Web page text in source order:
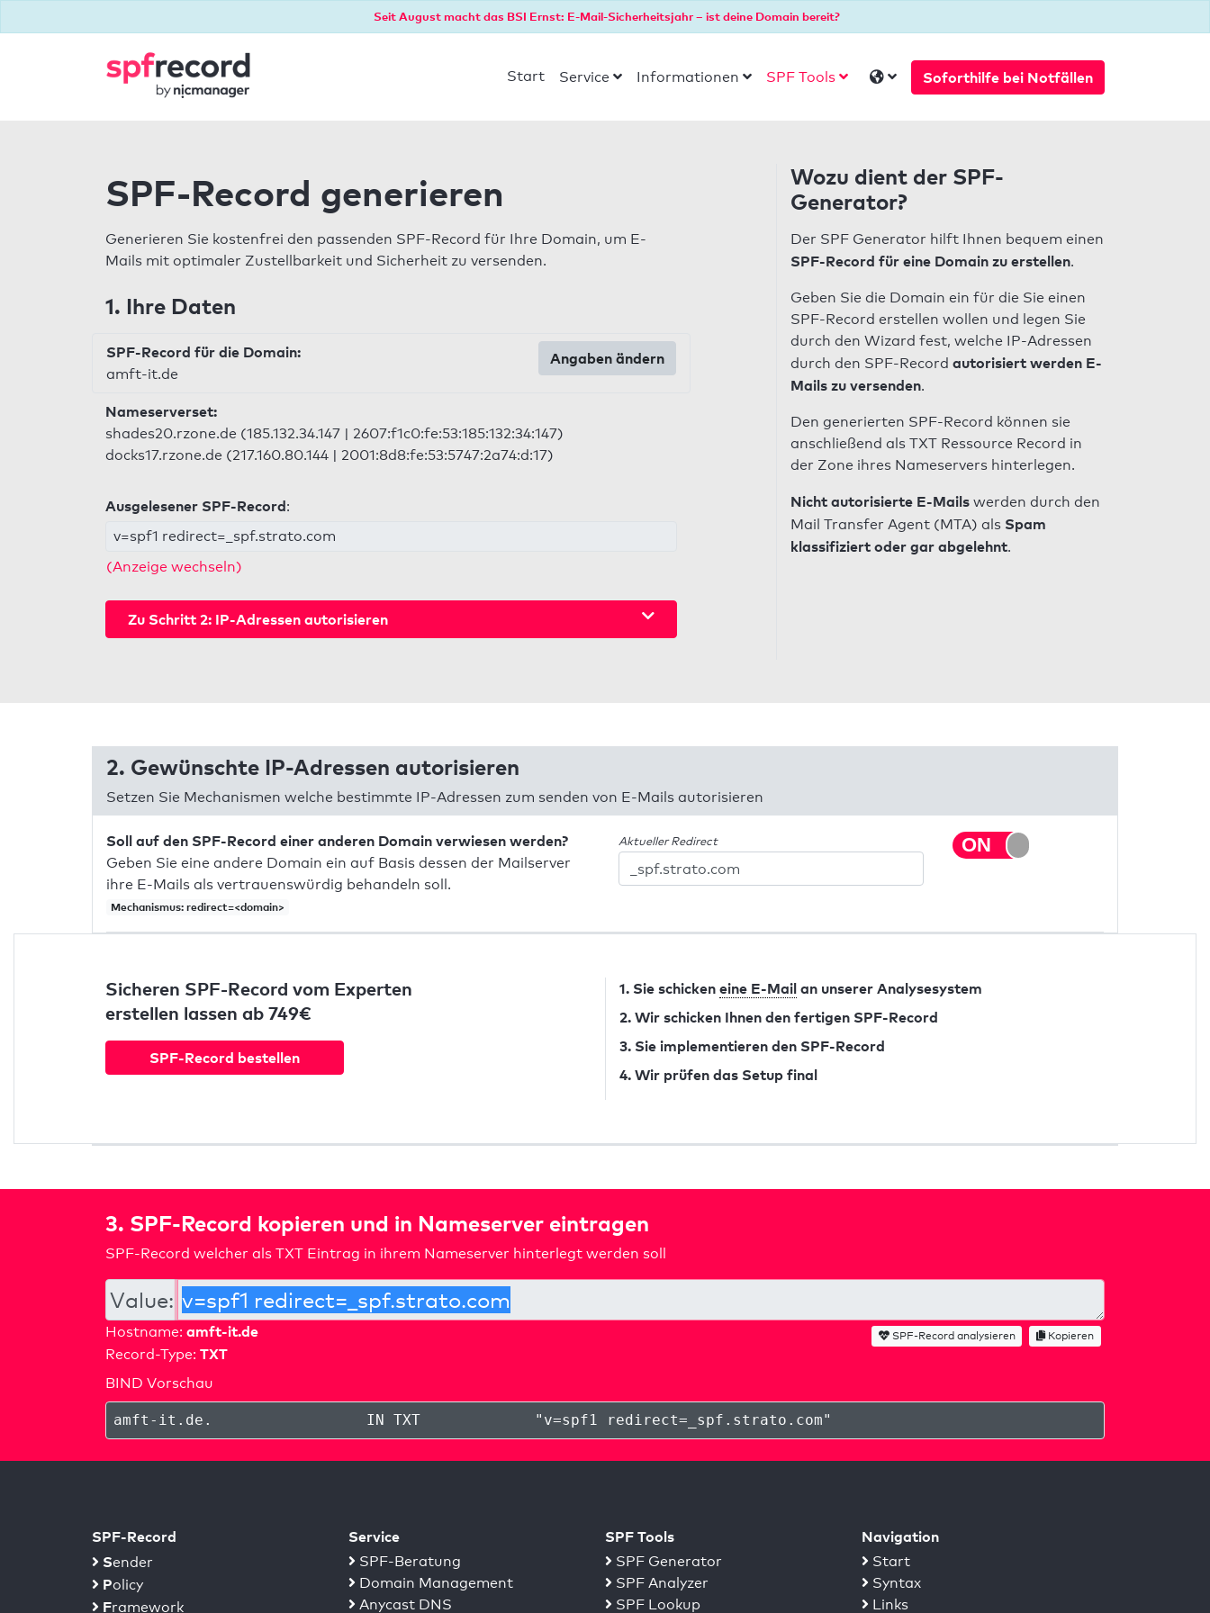
Seit August macht das BSI Ernst: E-Mail-Sicherheitsjahr – ist deine Domain bereit?
Start Service Informationen SPF Tools Soforthilfe bei Notfällen
SPF-Record generieren
Generieren Sie kostenfrei den passenden SPF-Record für Ihre Domain, um E-
Mails mit optimaler Zustellbarkeit und Sicherheit zu versenden.
1. Ihre Daten
SPF-Record für die Domain:
amft-it.de
Angaben ändern
Nameserverset:
shades20.rzone.de (185.132.34.147 | 2607:f1c0:fe:53:185:132:34:147)
docks17.rzone.de (217.160.80.144 | 2001:8d8:fe:53:5747:2a74:d:17)
Ausgelesener SPF-Record:
v=spf1 redirect=_spf.strato.com
(Anzeige wechseln)
Zu Schritt 2: IP-Adressen autorisieren
Wozu dient der SPF-
Generator?
Der SPF Generator hilft Ihnen bequem einen
SPF-Record für eine Domain zu erstellen.
Geben Sie die Domain ein für die Sie einen
SPF-Record erstellen wollen und legen Sie
durch den Wizard fest, welche IP-Adressen
durch den SPF-Record autorisiert werden E-
Mails zu versenden.
Den generierten SPF-Record können sie
anschließend als TXT Ressource Record in
der Zone ihres Nameservers hinterlegen.
Nicht autorisierte E-Mails werden durch den
Mail Transfer Agent (MTA) als Spam
klassifiziert oder gar abgelehnt.
2. Gewünschte IP-Adressen autorisieren
Setzen Sie Mechanismen welche bestimmte IP-Adressen zum senden von E-Mails autorisieren
Soll auf den SPF-Record einer anderen Domain verwiesen werden?
Geben Sie eine andere Domain ein auf Basis dessen der Mailserver
ihre E-Mails als vertrauenswürdig behandeln soll.
Mechanismus: redirect=<domain>
Aktueller Redirect
Sicheren SPF-Record vom Experten
erstellen lassen ab 749€
SPF-Record bestellen
1. Sie schicken eine E-Mail an unserer Analysesystem
2. Wir schicken Ihnen den fertigen SPF-Record
3. Sie implementieren den SPF-Record
4. Wir prüfen das Setup final
3. SPF-Record kopieren und in Nameserver eintragen
SPF-Record welcher als TXT Eintrag in ihrem Nameserver hinterlegt werden soll
Value:
Hostname: amft-it.de
Record-Type: TXT
SPF-Record analysieren Kopieren
BIND Vorschau
amft-it.de . IN TXT " v=spf1 redirect=_spf.strato.com"
SPF-Record
Sender
Policy
Framework
Service
SPF-Beratung
Domain Management
Anycast DNS
SPF Tools
SPF Generator
SPF Analyzer
SPF Lookup
Navigation
Start
Syntax
Links